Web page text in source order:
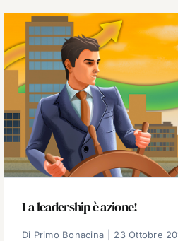
La leadership è azione!
Di Primo Bonacina 23 Ottobre